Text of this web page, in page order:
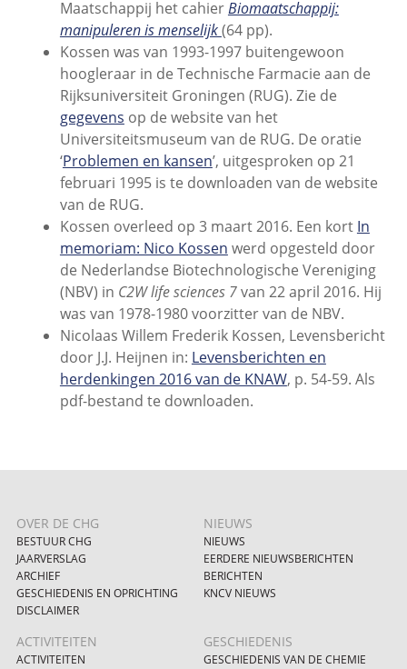
Maatschappij het cahierBiomaatschappij:
manipuleren is menselijk(64 pp).
Kossen was van 1993-1997 buitengewoon
hoogleraar in de Technische Farmacie aan de
Rijksuniversiteit Groningen (RUG). Zie de
gegevens op de website van het
Universiteitsmuseum van de RUG. De oratie
‘Problemen en kansen’, uitgesproken op 21
februari 1995 is te downloaden van de website
van de RUG.
Kossen overleed op 3 maart 2016. Een kort In
memoriam: Nico Kossen werd opgesteld door
de Nederlandse Biotechnologische Vereniging
(NBV) in C2W life sciences 7van 22 april 2016. Hij
was van 1978-1980 voorzitter van de NBV.
Nicolaas Willem Frederik Kossen, Levensbericht
door J.J. Heijnen in: Levensberichten en
herdenkingen 2016 van de KNAW, p. 54-59. Als
pdf-bestand te downloaden.
OVER DE CHG
BESTUUR CHG
JAARVERSLAG
ARCHIEF
GESCHIEDENIS EN OPRICHTING
DISCLAIMER
NIEUWS
NIEUWS
EERDERE NIEUWSBERICHTEN
BERICHTEN
KNCV NIEUWS
ACTIVITEITEN
ACTIVITEITEN
GESCHIEDENIS
GESCHIEDENIS VAN DE CHEMIE